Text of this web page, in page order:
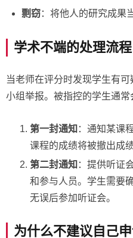
剽窃：将他人的研究成果
学术不端的处理流程
当老师在评分时发现学生有
小组举报。被指控的学生通常
第一封通知 ：通知某课
课程的成绩将被撤出成绩
第二封通知 ：提供听证
和参与人员。学生需要
无误后参加听证会。
为什么不建议自己